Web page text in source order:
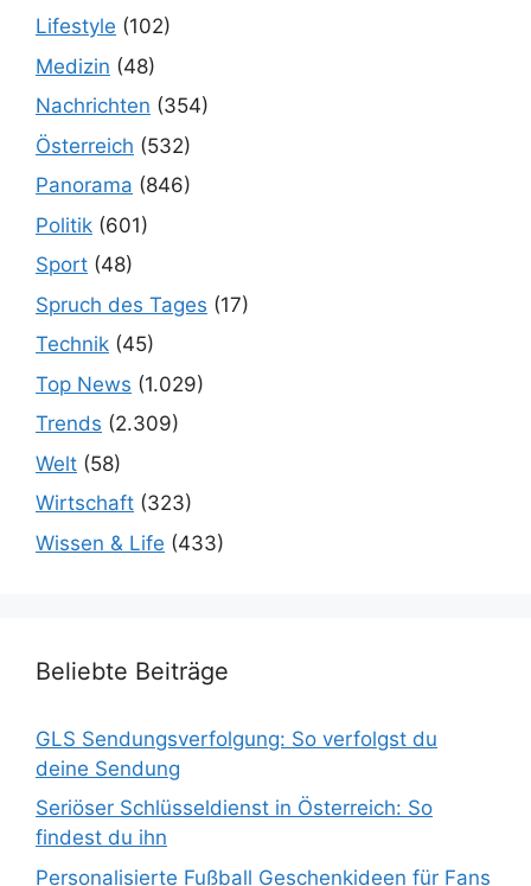
Lifestyle (102)
Medizin (48)
Nachrichten (354)
Österreich (532)
Panorama (846)
Politik (601)
Sport (48)
Spruch des Tages (17)
Technik (45)
Top News (1.029)
Trends (2.309)
Welt (58)
Wirtschaft (323)
Wissen & Life (433)
Beliebte Beiträge
GLS Sendungsverfolgung: So verfolgst du
deine Sendung
Seriöser Schlüsseldienst in Österreich: So
findest du ihn
Personalisierte Fußball Geschenkideen für Fans